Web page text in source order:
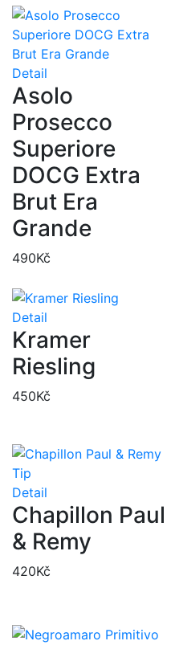
Detail
Asolo
Prosecco
Superiore
DOCG Extra
Brut Era
Grande
490Kč
Detail
Kramer
Riesling
450Kč
Tip
Detail
Chapillon Paul
& Remy
420Kč